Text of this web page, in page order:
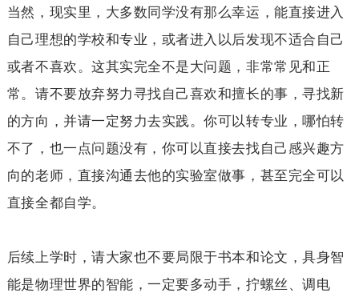
当然，现实里，大多数同学没有那么幸运，能直接进入
自己理想的学校和专业，或者进入以后发现不适合自己
或者不喜欢。这其实完全不是大问题，非常常见和正
常。请不要放弃努力寻找自己喜欢和擅长的事，寻找新
的方向，并请一定努力去实践。你可以转专业，哪怕转
不了，也一点问题没有，你可以直接去找自己感兴趣方
向的老师，直接沟通去他的实验室做事，甚至完全可以
直接全都自学。
后续上学时，请大家也不要局限于书本和论文，具身智
能是物理世界的智能，一定要多动手，拧螺丝、调电